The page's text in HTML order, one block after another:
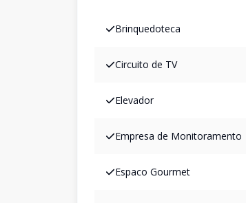
Brinquedoteca
Circuito de TV
Elevador
Empresa de Monitoramento
Espaco Gourmet